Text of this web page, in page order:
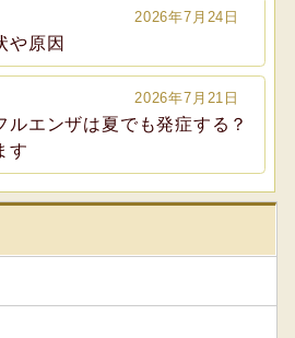
2026年7月24日
や原因
2026年7月21日
ルエンザは夏でも発症する？
す